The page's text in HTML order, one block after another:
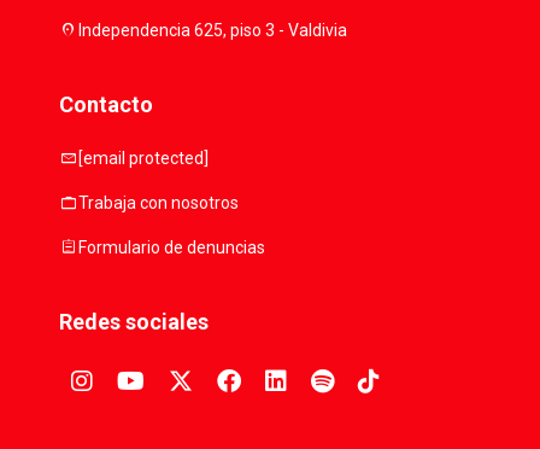
location_onIndependencia 625, piso 3 - Valdivia
Contacto
mail [email protected]
workTrabaja con nosotros
assignmentFormulario de denuncias
Redes sociales